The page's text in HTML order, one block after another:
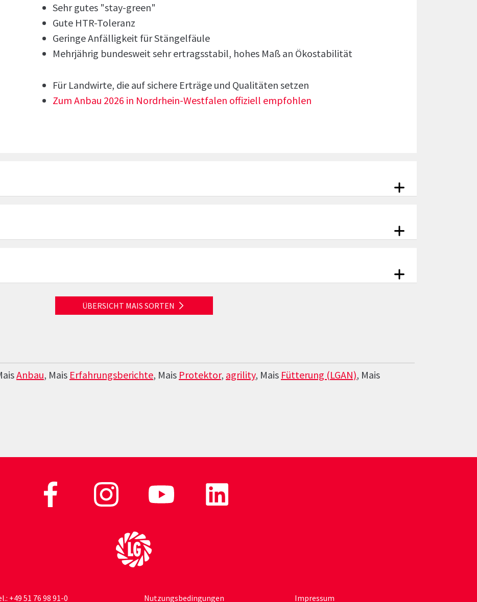
Sehr gutes "stay-green"
Gute HTR-Toleranz
Geringe Anfälligkeit für Stängelfäule
Mehrjährig bundesweit sehr ertragsstabil, hohes Maß an Ökostabilität
Für Landwirte, die auf sichere Erträge und Qualitäten setzen
Zum Anbau 2026 in Nordrhein-Westfalen offiziell empfohlen
ÜBERSICHT MAIS SORTEN
Anbau, Mais Erfahrungsberichte, Mais Protektor, agrility, Mais Fütterung (LGAN), Mais
+49 51 76 98 91-0 Nutzungsbedingungen Impressum